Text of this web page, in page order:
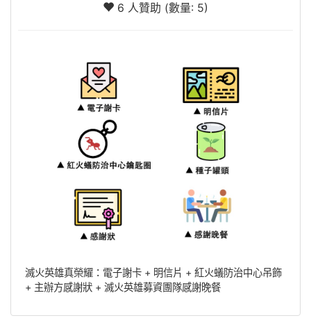
6 人贊助 (數量: 5)
滅火英雄真榮耀：電子謝卡 + 明信片 + 紅火蟻防治中心吊飾
+ 主辦方感謝狀 + 滅火英雄募資團隊感謝晚餐